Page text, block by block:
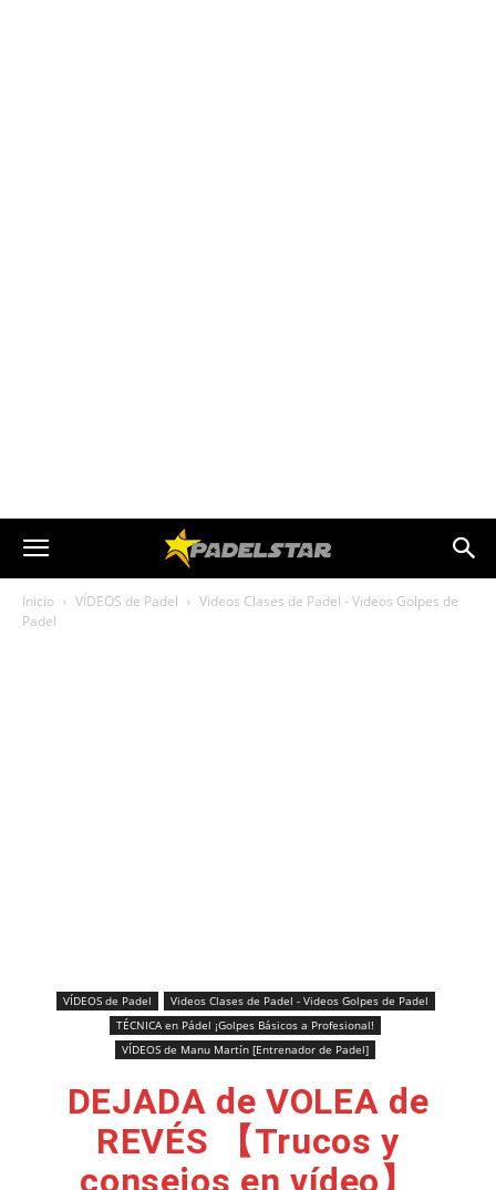
Inicio VÍDEOS de Padel
Videos Clases de Padel - Videos Golpes de
Padel
VÍDEOS de Padel
Videos Clases de Padel - Videos Golpes de Padel
TÉCNICA en Pádel ¡Golpes Básicos a Profesional!
VÍDEOS de Manu Martín [Entrenador de Padel]
DEJADA de VOLEA de
REVÉS 【Trucos y
consejos en vídeo】